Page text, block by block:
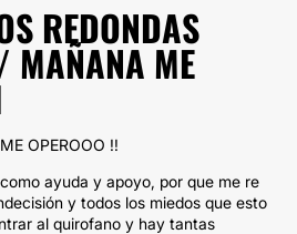
REDONDAS
MAÑANA ME
OPEROOO !!
ayuda y apoyo, por que me re
y todos los miedos que esto
al quirofano y hay tantas